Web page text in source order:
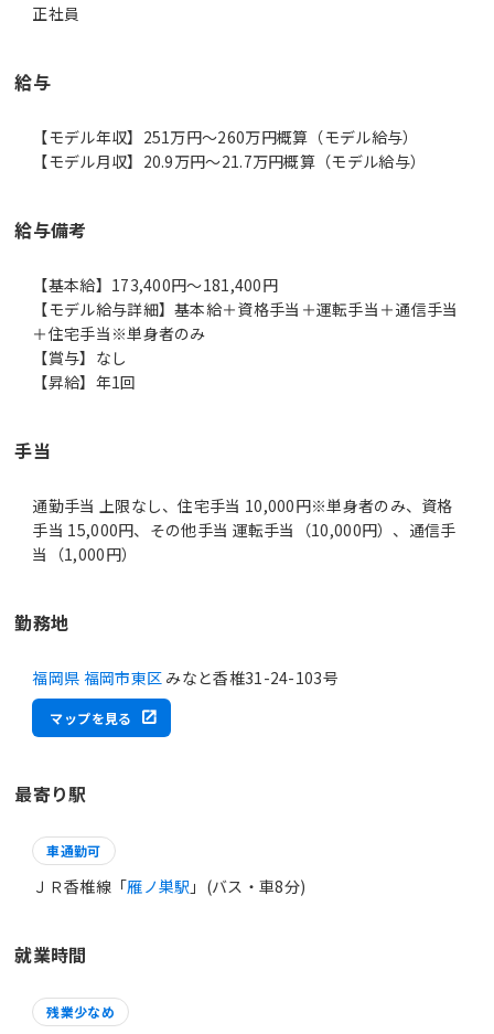
正社員
給与
【モデル年収】251万円〜260万円概算（モデル給与）
【モデル月収】20.9万円〜21.7万円概算（モデル給与）
給与備考
【基本給】173,400円～181,400円
【モデル給与詳細】基本給＋資格手当＋運転手当＋通信手当
＋住宅手当※単身者のみ
【賞与】なし
【昇給】年1回
手当
通勤手当 上限なし、住宅手当 10,000円※単身者のみ、資格
手当 15,000円、その他手当 運転手当（10,000円）、通信手
当（1,000円）
勤務地
福岡県 福岡市東区 みなと香椎31-24-103号
マップを見る
最寄り駅
車通勤可
ＪＲ香椎線「雁ノ巣駅 」(バス・車8分)
就業時間
残業少なめ